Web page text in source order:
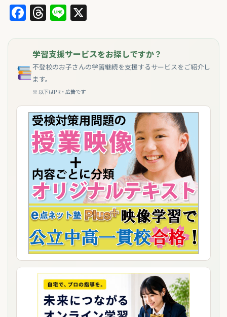
Facebook
Threads
Line
学習支援サービスをお探しですか？
不登校のお子さんの学習継続を支援するサービスをご紹介し
ます。
※ 以下はPR・広告です